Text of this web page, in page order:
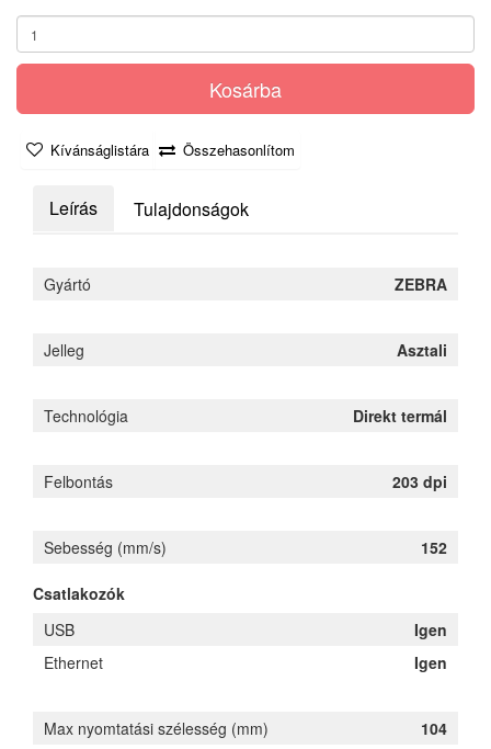
Kosárba
Kívánságlistára Összehasonlítom
Leírás Tulajdonságok
Gyártó ZEBRA
Jelleg Asztali
Technológia Direkt termál
Felbontás 203 dpi
Sebesség (mm/s) 152
Csatlakozók
USB
Igen
Ethernet
Igen
Max nyomtatási szélesség (mm) 104